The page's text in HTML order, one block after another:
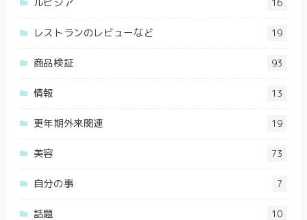
16
レストランのレビューなど 19
商品検証 93
情報 13
更年期外来関連 19
美容 73
自分の事 7
話題 10